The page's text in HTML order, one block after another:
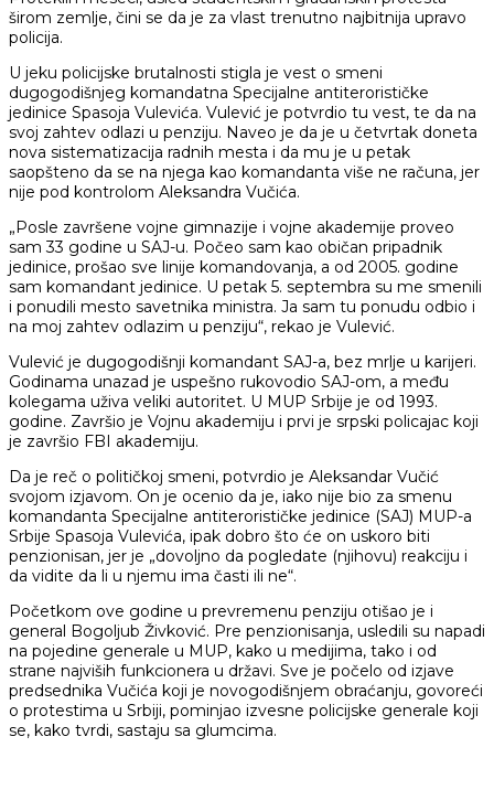
širom zemlje, čini se da je za vlast trenutno najbitnija upravo
policija.
U jeku policijske brutalnosti stigla je vest o smeni
dugogodišnjeg komandatna Specijalne antiterorističke
jedinice Spasoja Vulevića. Vulević je potvrdio tu vest, te da na
svoj zahtev odlazi u penziju. Naveo je da je u četvrtak doneta
nova sistematizacija radnih mesta i da mu je u petak
saopšteno da se na njega kao komandanta više ne računa, jer
nije pod kontrolom Aleksandra Vučića.
„Posle završene vojne gimnazije i vojne akademije proveo
sam 33 godine u SAJ-u. Počeo sam kao običan pripadnik
jedinice, prošao sve linije komandovanja, a od 2005. godine
sam komandant jedinice. U petak 5. septembra su me smenili
i ponudili mesto savetnika ministra. Ja sam tu ponudu odbio i
na moj zahtev odlazim u penziju“, rekao je Vulević.
Vulević je dugogodišnji komandant SAJ-a, bez mrlje u karijeri.
Godinama unazad je uspešno rukovodio SAJ-om, a među
kolegama uživa veliki autoritet. U MUP Srbije je od 1993.
godine. Završio je Vojnu akademiju i prvi je srpski policajac koji
je završio FBI akademiju.
Da je reč o političkoj smeni, potvrdio je Aleksandar Vučić
svojom izjavom. On je ocenio da je, iako nije bio za smenu
komandanta Specijalne antiterorističke jedinice (SAJ) MUP-a
Srbije Spasoja Vulevića, ipak dobro što će on uskoro biti
penzionisan, jer je „dovoljno da pogledate (njihovu) reakciju i
da vidite da li u njemu ima časti ili ne“.
Početkom ove godine u prevremenu penziju otišao je i
general Bogoljub Živković. Pre penzionisanja, usledili su napadi
na pojedine generale u MUP, kako u medijima, tako i od
strane najviših funkcionera u državi. Sve je počelo od izjave
predsednika Vučića koji je novogodišnjem obraćanju, govoreći
o protestima u Srbiji, pominjao izvesne policijske generale koji
se, kako tvrdi, sastaju sa glumcima.